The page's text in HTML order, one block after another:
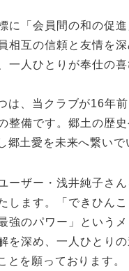
に「会員間の和の促
相互の信頼と友情を
一人ひとりが奉仕の
は、当クラブが16年
整備です。郷土の歴
郷土愛を未来へ繋いで
ーザー・浅井純子さ
します。「できひん
強のパワー」という
を深め、一人ひとり
とを願っております。